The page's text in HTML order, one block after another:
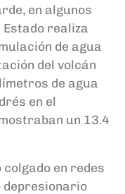
en algunos
realiza
de agua
del volcán
de agua
en el
un 13.4
en redes
depresionario